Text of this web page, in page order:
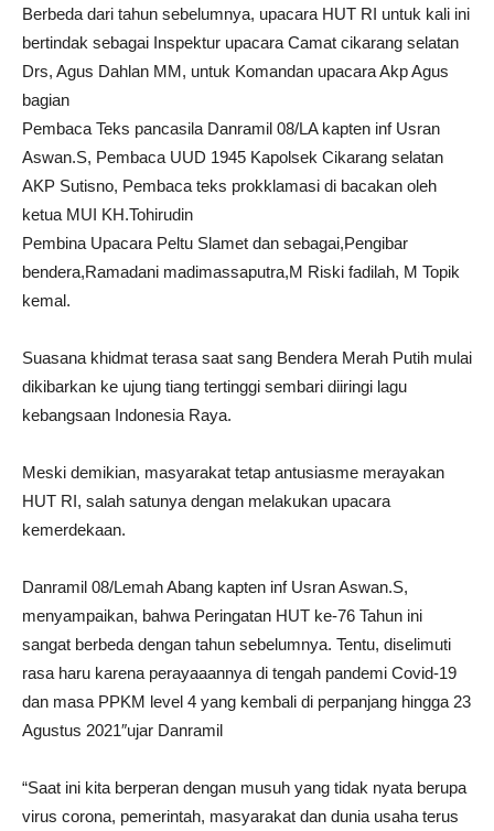
Berbeda dari tahun sebelumnya, upacara HUT RI untuk kali ini
bertindak sebagai Inspektur upacara Camat cikarang selatan
Drs, Agus Dahlan MM, untuk Komandan upacara Akp Agus
bagian
Pembaca Teks pancasila Danramil 08/LA kapten inf Usran
Aswan.S, Pembaca UUD 1945 Kapolsek Cikarang selatan
AKP Sutisno, Pembaca teks prokklamasi di bacakan oleh
ketua MUI KH.Tohirudin
Pembina Upacara Peltu Slamet dan sebagai,Pengibar
bendera,Ramadani madimassaputra,M Riski fadilah, M Topik
kemal.
Suasana khidmat terasa saat sang Bendera Merah Putih mulai
dikibarkan ke ujung tiang tertinggi sembari diiringi lagu
kebangsaan Indonesia Raya.
Meski demikian, masyarakat tetap antusiasme merayakan
HUT RI, salah satunya dengan melakukan upacara
kemerdekaan.
Danramil 08/Lemah Abang kapten inf Usran Aswan.S,
menyampaikan, bahwa Peringatan HUT ke-76 Tahun ini
sangat berbeda dengan tahun sebelumnya. Tentu, diselimuti
rasa haru karena perayaaannya di tengah pandemi Covid-19
dan masa PPKM level 4 yang kembali di perpanjang hingga 23
Agustus 2021″ujar Danramil
“Saat ini kita berperan dengan musuh yang tidak nyata berupa
virus corona, pemerintah, masyarakat dan dunia usaha terus